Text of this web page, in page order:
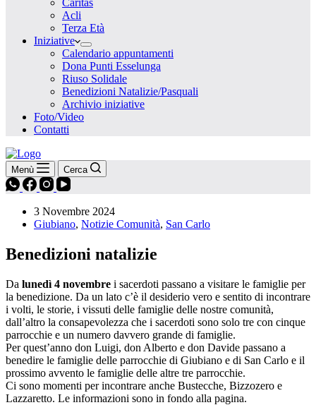
Caritas
Acli
Terza Età
Iniziative
Calendario appuntamenti
Dona Punti Esselunga
Riuso Solidale
Benedizioni Natalizie/Pasquali
Archivio iniziative
Foto/Video
Contatti
Menù Cerca
3 Novembre 2024
Giubiano, Notizie Comunità, San Carlo
Benedizioni natalizie
Da lunedì 4 novembre i sacerdoti passano a visitare le famiglie per
la benedizione. Da un lato c’è il desiderio vero e sentito di incontrare
i volti, le storie, i vissuti delle famiglie delle nostre comunità,
dall’altro la consapevolezza che i sacerdoti sono solo tre con cinque
parrocchie e un numero davvero grande di famiglie.
Per quest’anno don Luigi, don Alberto e don Davide passano a
benedire le famiglie delle parrocchie di Giubiano e di San Carlo e il
prossimo avvento le famiglie delle altre tre parrocchie.
Ci sono momenti per incontrare anche Bustecche, Bizzozero e
Lazzaretto. Le informazioni sono in fondo alla pagina.